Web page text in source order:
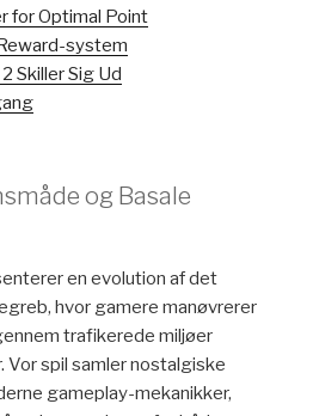
for Optimal Point
system
Skiller Sig Ud
og Basale
en evolution af det
hvor gamere manøvrerer
trafikerede miljøer
spil samler nostalgiske
gameplay-mekanikker,